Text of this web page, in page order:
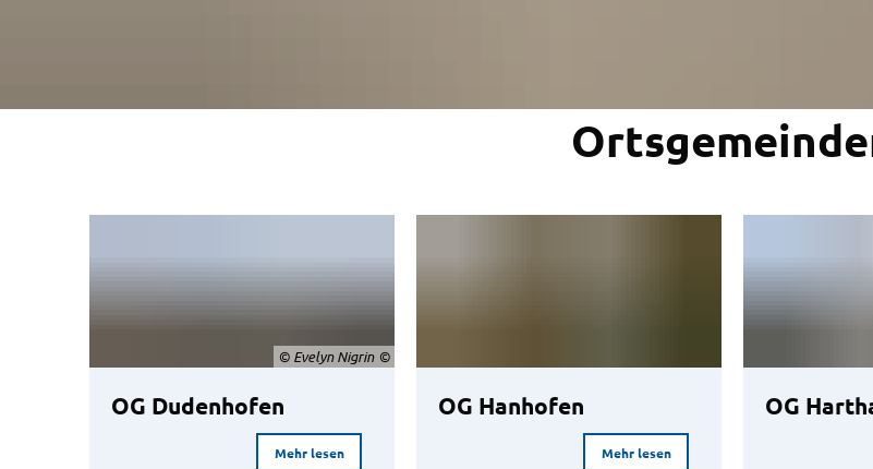
© Evelyn Nigrin
OG Dudenhofen
Mehr lesen
OG Hanhofen
Mehr lesen
OG